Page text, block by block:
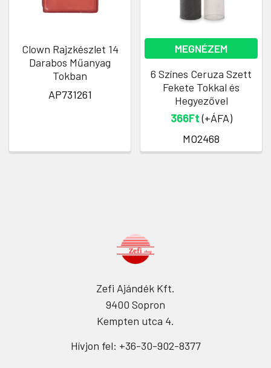
Clown Rajzkészlet 14
Darabos Műanyag
Tokban
AP731261
MEGNÉZEM
6 Színes Ceruza Szett
Fekete Tokkal és
Hegyezővel
366Ft(+ÁFA)
MO2468
Zefi Ajándék Kft.
9400 Sopron
Kempten utca 4.
Hívjon fel: +36-30-902-8377